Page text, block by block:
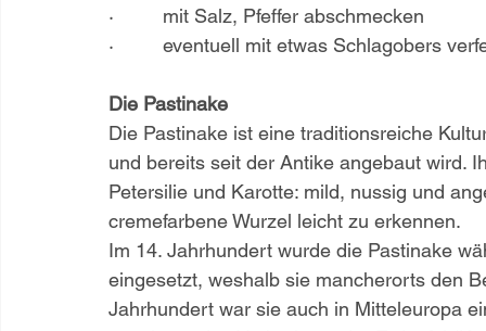
·         mit Salz, Pfeffer abschmecken
·         eventuell mit etwas Schlagobers
Die Pastinake
Die Pastinake ist eine traditionsreiche
und bereits seit der Antike angebaut wird.
Petersilie und Karotte: mild, nussig und
cremefarbene Wurzel leicht zu erkennen.
Im 14. Jahrhundert wurde die Pastinake
eingesetzt, weshalb sie mancherorts den
Jahrhundert war sie auch in Mitteleuropa